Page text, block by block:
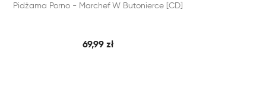
DODAJ DO KOSZYKA  SZYBKI PODGLĄD
Pidżama Porno - Marchef W Butonierce [CD]
69,99 zł